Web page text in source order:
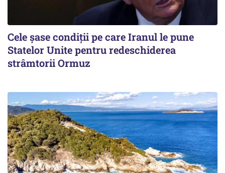
Cele șase condiții pe care Iranul le pune
Statelor Unite pentru redeschiderea
strâmtorii Ormuz